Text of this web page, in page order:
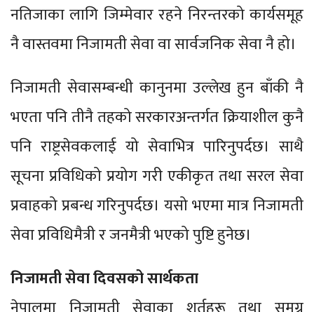
नतिजाका लागि जिम्मेवार रहने निरन्तरको कार्यसमूह
नै वास्तवमा निजामती सेवा वा सार्वजनिक सेवा नै हो।
निजामती सेवासम्बन्धी कानुनमा उल्लेख हुन बाँकी नै
भएता पनि तीनै तहको सरकारअन्तर्गत क्रियाशील कुनै
पनि राष्ट्रसेवकलाई यो सेवाभित्र पारिनुपर्दछ। साथै
सूचना प्रविधिको प्रयोग गरी एकीकृत तथा सरल सेवा
प्रवाहको प्रबन्ध गरिनुपर्दछ। यसो भएमा मात्र निजामती
सेवा प्रविधिमैत्री र जनमैत्री भएको पुष्टि हुनेछ।
निजामती सेवा दिवसको सार्थकता